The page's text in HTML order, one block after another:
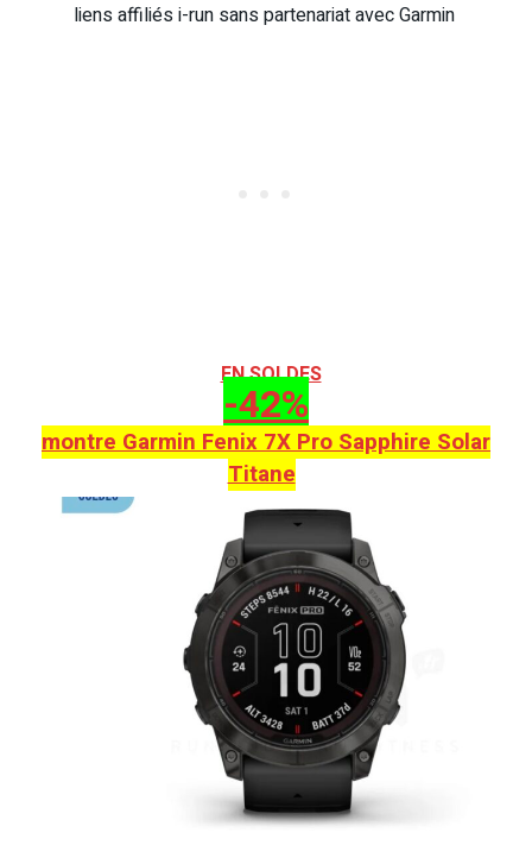
liens affiliés i-run sans partenariat avec Garmin
EN SOLDES
-42%
montre Garmin Fenix 7X Pro Sapphire Solar
Titane